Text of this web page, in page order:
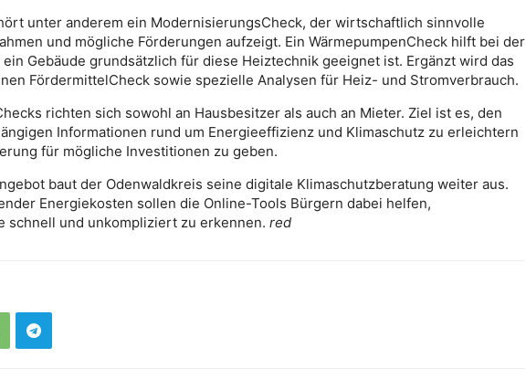
unter anderem ein ModernisierungsCheck, der wirtschaftlich sinnvolle
und mögliche Förderungen aufzeigt. Ein WärmepumpenCheck hilft bei der
ein Gebäude grundsätzlich für diese Heiztechnik geeignet ist. Ergänzt wird das
FördermittelCheck sowie spezielle Analysen für Heiz- und Stromverbrauch.
richten sich sowohl an Hausbesitzer als auch an Mieter. Ziel ist es, den
Informationen rund um Energieeffizienz und Klimaschutz zu erleichtern
für mögliche Investitionen zu geben.
baut der Odenwaldkreis seine digitale Klimaschutzberatung weiter aus.
Energiekosten sollen die Online-Tools Bürgern dabei helfen,
schnell und unkompliziert zu erkennen. red